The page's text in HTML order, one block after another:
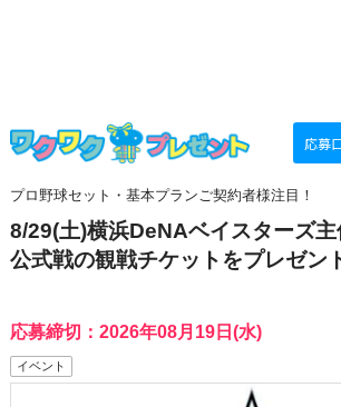
応募
プロ野球セット・基本プランご契約者様注目！
8/29(土)横浜DeNAベイスターズ
公式戦の観戦チケットをプレゼン
応募締切：2026年08月19日(水)
イベント